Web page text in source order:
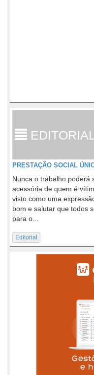
PRESTAÇÃO SOCIAL
Nunca o trabalho poderá
acessória de quem é
visto como uma
bom e salutar que todos
para o...
Editorial